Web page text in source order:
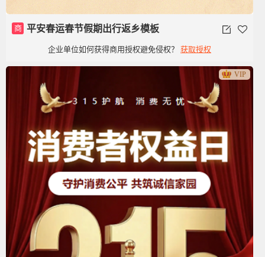
商 平安春运春节假期出行返乡模板
企业单位如何获得商用授权避免侵权？ 获取授权
VIP